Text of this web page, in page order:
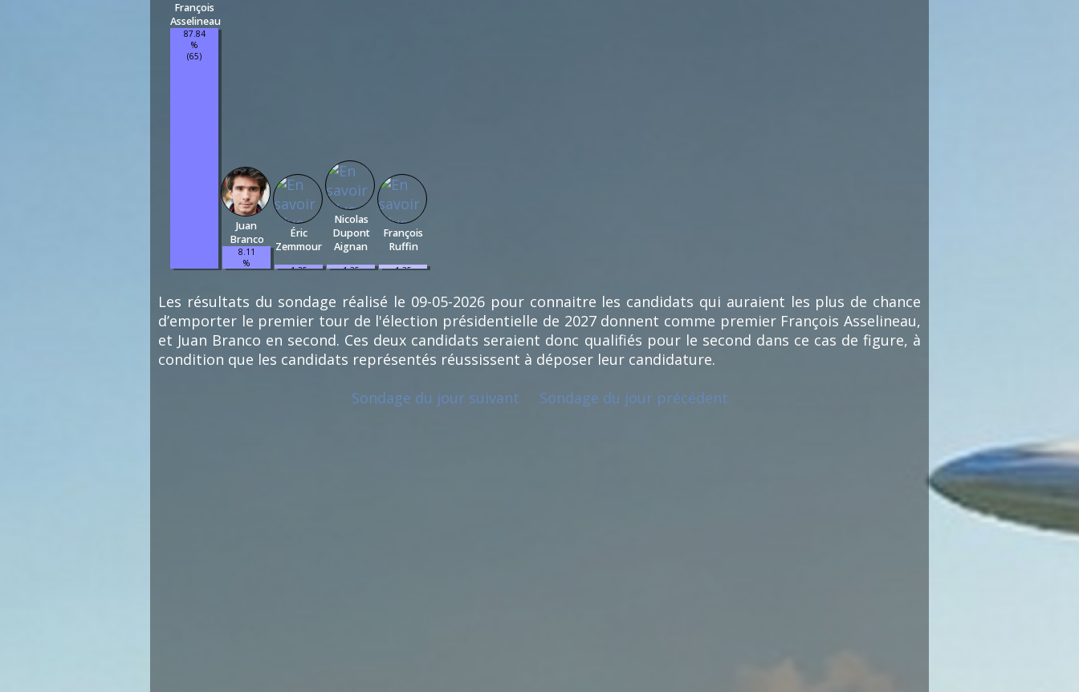
François
Asselineau
87.84
%
(65)
Juan
Branco
8.11
%
Éric
Zemmour
1.35
Nicolas
Dupont
Aignan
1.35
François
Ruffin
1.35
Les résultats du sondage réalisé le 09-05-2026 pour connaitre les candidats qui auraient les plus de chance
d’emporter le premier tour de l'élection présidentielle de 2027 donnent comme premier François Asselineau,
et Juan Branco en second. Ces deux candidats seraient donc qualifiés pour le second dans ce cas de figure, à
condition que les candidats représentés réussissent à déposer leur candidature.
Sondage du jour suivant
Sondage du jour précédent